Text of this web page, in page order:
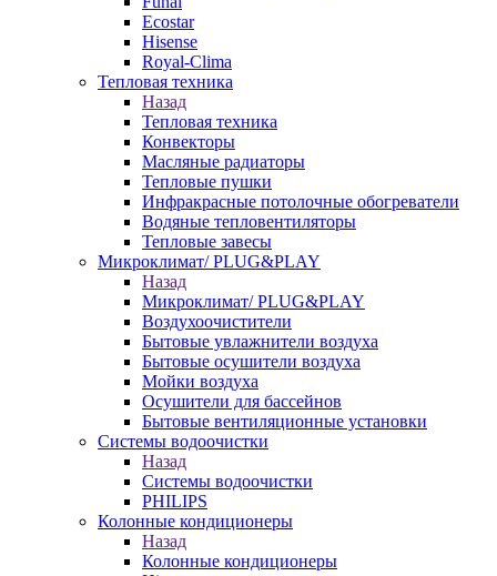
Ecostar
Hisense
Royal-Clima
Тепловая техника
Назад
Тепловая техника
Конвекторы
Масляные радиаторы
Тепловые пушки
Инфракрасные потолочные обогреватели
Водяные тепловентиляторы
Тепловые завесы
Микроклимат/ PLUG&PLAY
Назад
Микроклимат/ PLUG&PLAY
Воздухоочистители
Бытовые увлажнители воздуха
Бытовые осушители воздуха
Мойки воздуха
Осушители для бассейнов
Бытовые вентиляционные установки
Системы водоочистки
Назад
Системы водоочистки
PHILIPS
Колонные кондиционеры
Назад
Колонные кондиционеры